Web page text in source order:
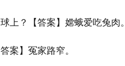
上？【答案】嫦蛾爱吃兔肉。
案】冤家路窄。